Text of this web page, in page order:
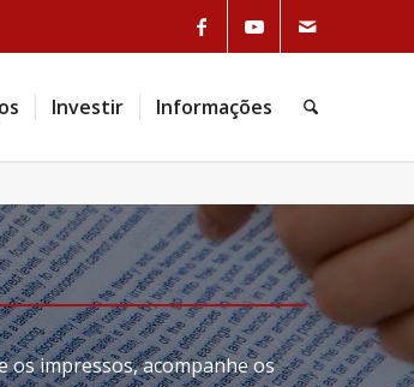
Investir Informações
os impressos, acompanhe os